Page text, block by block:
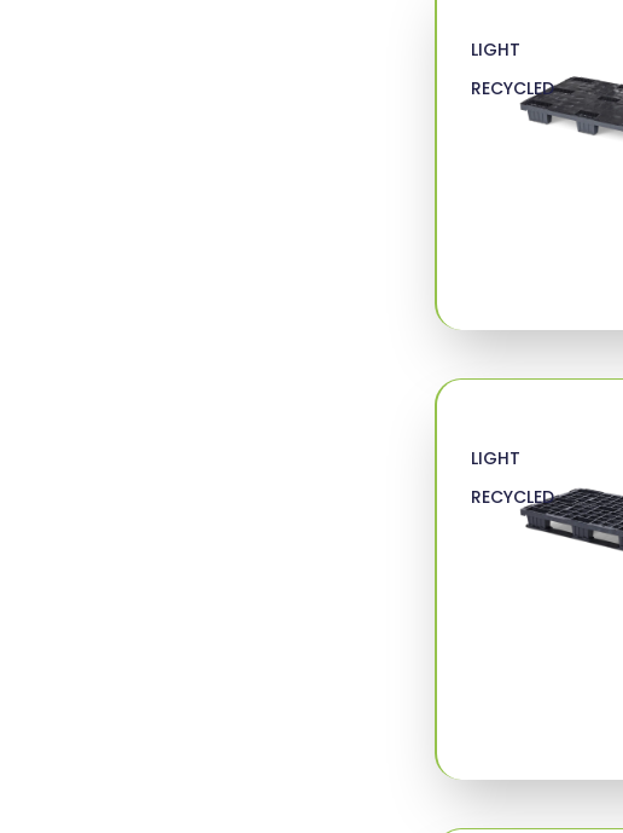
LIGHT
RECYCLED
LIGHT
RECYCLED